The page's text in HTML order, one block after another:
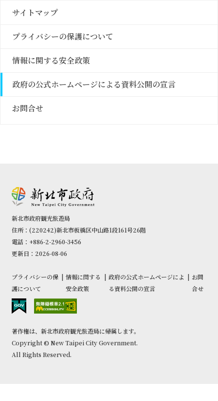
サイトマップ
プライバシーの保護について
情報に関する安全政策
政府の公式ホームページによる資料公開の宣言
お問合せ
新北市政府観光旅遊局
住所：(220242)新北市板橋区中山路1段161号26階
電話：+886-2-2960-3456
更新日：2026-08-06
プライバシーの保
護について
| 情報に関する
安全政策
| 政府の公式ホームページによ
る資料公開の宣言
| お問
合せ
著作権は、新北市政府観光旅遊局に帰属します。
Copyright © New Taipei City Government.
All Rights Reserved.